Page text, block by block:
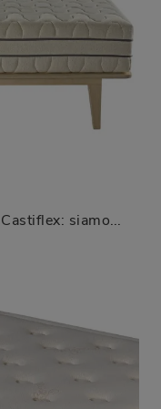
Materasso Natura Viva Slim di Castiflex: siamo specialisti del buon sonno! Scopri di più sui Materassi in lattice matrimoniali.